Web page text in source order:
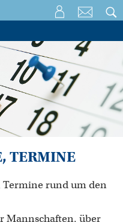
TERMINE
rund um den
Mannschaften, über